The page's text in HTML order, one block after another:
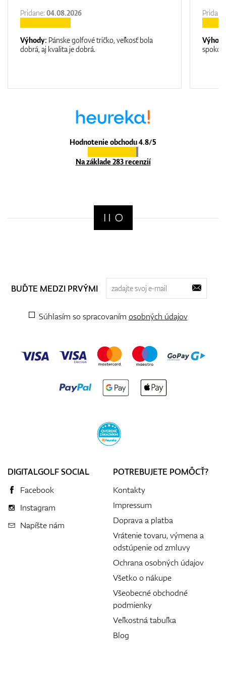
Hodnotenie obchodu 4.8/5
Na základe 283 recenzií
Pridane: 04.08.2026
Výhody: Pánske golfové tričko, veľkosť bola
dobrá, aj kvalita je dobrá.
BUĎTE MEDZI PRVÝMI
Súhlasím so spracovaním osobných údajov
DIGITALGOLF SOCIAL
Facebook
Instagram
Napíšte nám
POTREBUJETE POMÔCŤ?
Kontakty
Impressum
Doprava a platba
Vrátenie tovaru, výmena a
odstúpenie od zmluvy
Ochrana osobných údajov
Všetko o nákupe
Všeobecné obchodné
podmienky
Veľkostná tabuľka
Blog